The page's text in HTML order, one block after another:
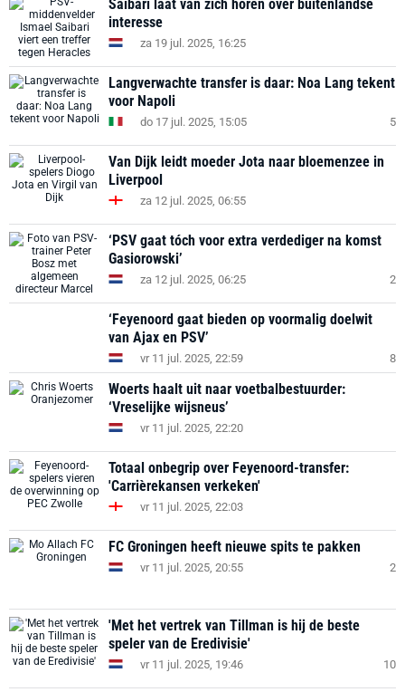
Saibari laat van zich horen over buitenlandse
interesse
za 19 jul. 2025, 16:25
Langverwachte transfer is daar: Noa Lang tekent
voor Napoli
do 17 jul. 2025, 15:05 5
Van Dijk leidt moeder Jota naar bloemenzee in
Liverpool
za 12 jul. 2025, 06:55
‘PSV gaat tóch voor extra verdediger na komst
Gasiorowski’
za 12 jul. 2025, 06:25 2
‘Feyenoord gaat bieden op voormalig doelwit
van Ajax en PSV’
vr 11 jul. 2025, 22:59 8
Woerts haalt uit naar voetbalbestuurder:
‘Vreselijke wijsneus’
vr 11 jul. 2025, 22:20
Totaal onbegrip over Feyenoord-transfer:
'Carrièrekansen verkeken'
vr 11 jul. 2025, 22:03
FC Groningen heeft nieuwe spits te pakken
vr 11 jul. 2025, 20:55 2
'Met het vertrek van Tillman is hij de beste
speler van de Eredivisie'
vr 11 jul. 2025, 19:46 10